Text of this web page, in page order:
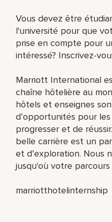
Vous devez être
l'université pour que
prise en compte pour
intéressé? Inscrivez-
Marriott International
chaîne hôtelière au
hôtels et enseignes
d’opportunités pour
progresser et de
belle carrière est un
et d’exploration. Nous
jusqu'où votre parcours
marriotthotelinternship